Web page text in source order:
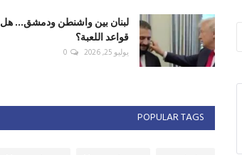
لبنان بين واشنطن ودمشق... هل
قواعد اللعبة؟
يوليو 25, 2026 0
POPULAR TAGS